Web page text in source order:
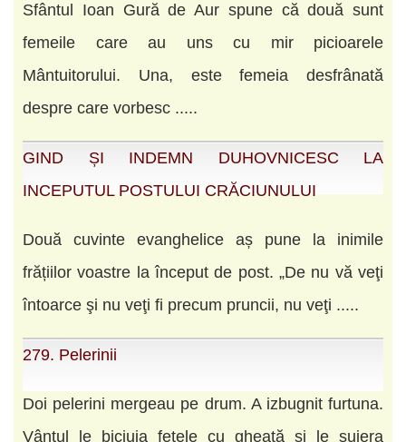
Sfântul Ioan Gură de Aur spune că două sunt
femeile care au uns cu mir picioarele
Mântuitorului. Una, este femeia desfrânată
despre care vorbesc .....
GIND ȘI INDEMN DUHOVNICESC LA
INCEPUTUL POSTULUI CRĂCIUNULUI
Două cuvinte evanghelice aș pune la inimile
frățiilor voastre la început de post. „De nu vă veţi
întoarce şi nu veţi fi precum pruncii, nu veţi .....
279. Pelerinii
Doi pelerini mergeau pe drum. A izbugnit furtuna.
Vântul le biciuia feţele cu gheaţă şi le şuiera